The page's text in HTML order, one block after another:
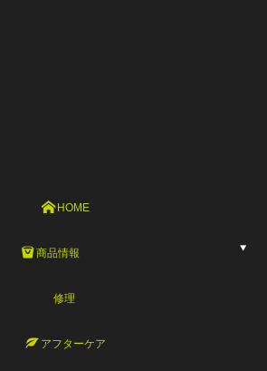
HOME
商品情報
修理
アフターケア